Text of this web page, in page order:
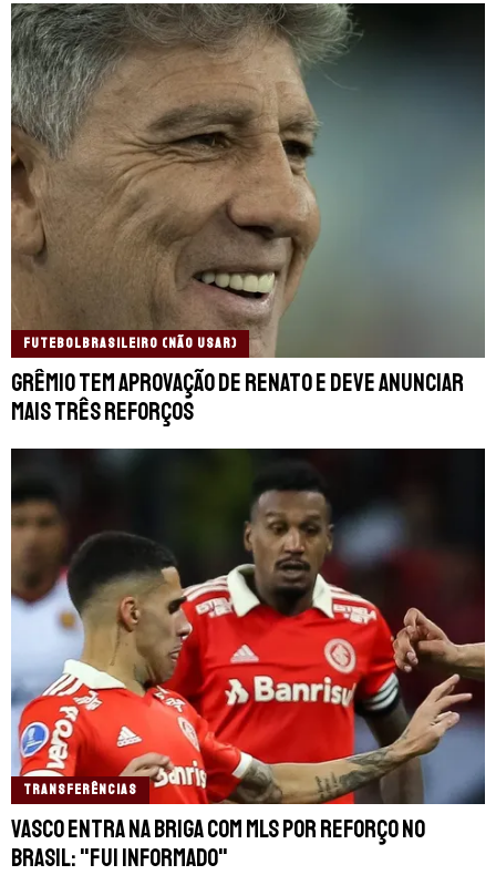
FUTEBOLBRASILEIRO (NÃO USAR)
Grêmio tem aprovação de Renato e deve anunciar
mais três reforços
TRANSFERÊNCIAS
Vasco entra na briga com MLS por reforço no
Brasil: "Fui informado"